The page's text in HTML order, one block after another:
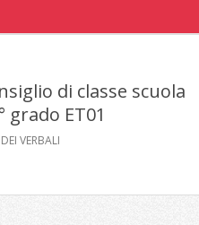
di classe scuola
grado ET01
VERBALI